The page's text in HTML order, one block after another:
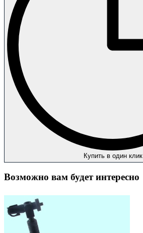
Купить в один клик
Возможно вам будет интересно